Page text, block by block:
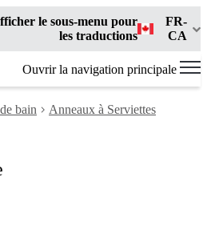
le sous-menu pour
les traductions
FR-
CA
Ouvrir la navigation principale
bain Anneaux à Serviettes